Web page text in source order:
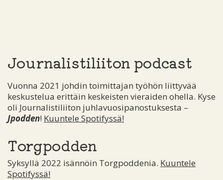
Journalistiliiton podcast
Vuonna 2021 johdin toimittajan työhön liittyvää
keskustelua erittäin keskeisten vieraiden ohella. Kyse
oli Journalistiliiton juhlavuosipanostuksesta –
Jpodden! Kuuntele Spotifyssä!
Torgpodden
Syksyllä 2022 isännöin Torgpoddenia. Kuuntele
Spotifyssä!